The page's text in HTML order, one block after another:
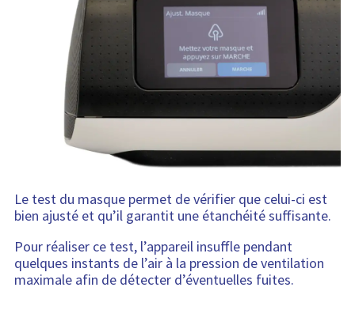
Le test du masque permet de vérifier que celui-ci est
bien ajusté et qu’il garantit une étanchéité suffisante.
Pour réaliser ce test, l’appareil insuffle pendant
quelques instants de l’air à la pression de ventilation
maximale afin de détecter d’éventuelles fuites.